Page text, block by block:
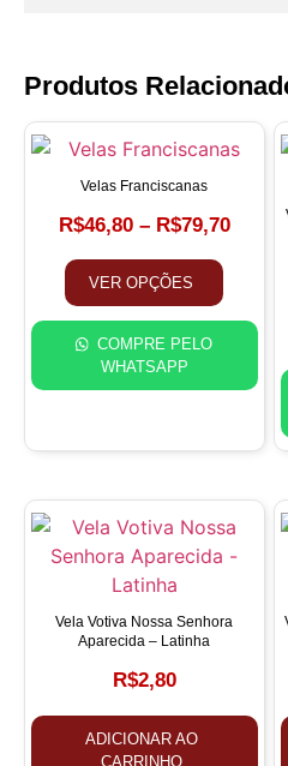
Produtos
Velas Franciscanas
R$46,80 – R$79,70
VER OPÇÕES
COMPRE PELO
WHATSAPP
Vela Votiva Nossa Senhora
Aparecida – Latinha
R$2,80
ADICIONAR AO
CARRINHO